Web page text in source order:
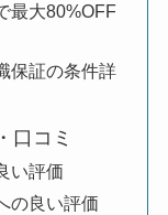
最大80%OFF
保証の条件詳
口コミ
い評価
の良い評価